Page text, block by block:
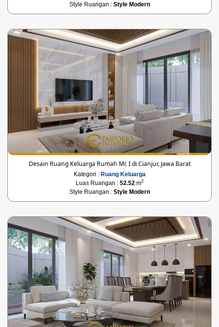
Style Ruangan : Style Modern
Desain Ruang Keluarga Rumah Mr. I di Cianjur, Jawa Barat
Kategori : Ruang Keluarga
Luas Ruangan : 52.52m2
Style Ruangan : Style Modern